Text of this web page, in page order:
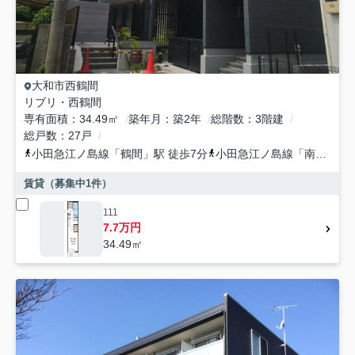
大和市西鶴間
リブリ・西鶴間
専有面積
34.49㎡ 築年月 築2年 総階数
3階建
総戸数
27戸
小田急江ノ島線 「鶴間 」駅 徒歩7分 小田急江ノ島線 「南林間
賃貸（募集中1件）
111
7.7万円
34.49㎡